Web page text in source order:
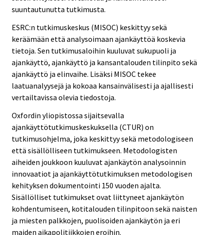
suuntautunutta tutkimusta.
ESRC:n tutkimuskeskus (MISOC) keskittyy sekä
keräämään että analysoimaan ajankäyttöä koskevia
tietoja. Sen tutkimusaloihin kuuluvat sukupuoli ja
ajankäyttö, ajankäyttö ja kansantalouden tilinpito sekä
ajankäyttö ja elinvaihe. Lisäksi MISOC tekee
laatuanalyysejä ja kokoaa kansainvälisesti ja ajallisesti
vertailtavissa olevia tiedostoja.
Oxfordin yliopistossa sijaitsevalla
ajankäyttötutkimuskeskuksella (CTUR) on
tutkimusohjelma, joka keskittyy sekä metodologiseen
että sisällölliseen tutkimukseen. Metodologisten
aiheiden joukkoon kuuluvat ajankäytön analysoinnin
innovaatiot ja ajankäyttötutkimuksen metodologisen
kehityksen dokumentointi 150 vuoden ajalta.
Sisällölliset tutkimukset ovat liittyneet ajankäytön
kohdentumiseen, kotitalouden tilinpitoon sekä naisten
ja miesten palkkojen, puolisoiden ajankäytön ja eri
maiden aikapolitiikkojen eroihin.